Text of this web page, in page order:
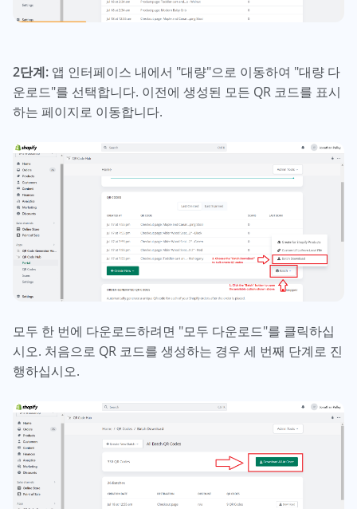
2단계: 앱 인터페이스 내에서 "대량"으로 이동하여 "대량 다
운로드"를 선택합니다. 이전에 생성된 모든 QR 코드를 표시
하는 페이지로 이동합니다.
모두 한 번에 다운로드하려면 "모두 다운로드"를 클릭하십
시오. 처음으로 QR 코드를 생성하는 경우 세 번째 단계로 진
행하십시오.